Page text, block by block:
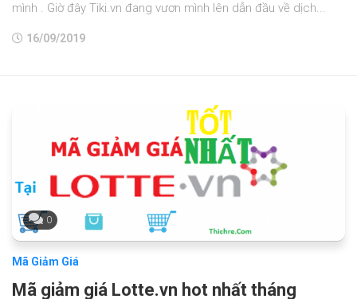
mình . Giờ đây Tiki.vn đang vươn mình lên dẫn đầu về dịch...
16/09/2019
0
Mã Giảm Giá
Mã giảm giá Lotte.vn hot nhất tháng